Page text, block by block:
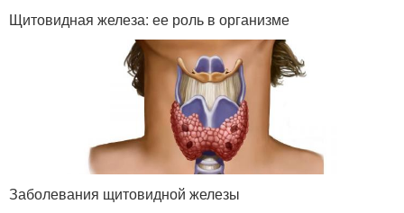
Щитовидная железа: ее роль в организме
Заболевания щитовидной железы